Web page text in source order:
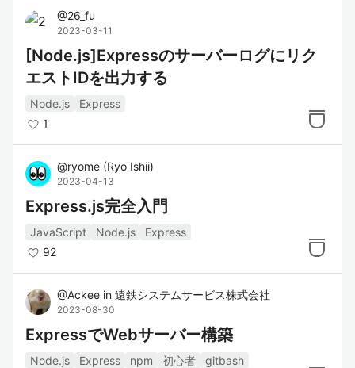
@26_fu
2023-03-11
[Node.js]Expressのサーバーログにリク
エストIDを出力する
Node.js
Express
1
@ryome (Ryo Ishii)
2023-04-13
Express.js完全入門
JavaScript Node.js
Express
92
@Ackee in 遠鉄システムサービス株式会社
2023-08-30
ExpressでWebサーバー構築
Node.js Express npm 初心者
gitbash